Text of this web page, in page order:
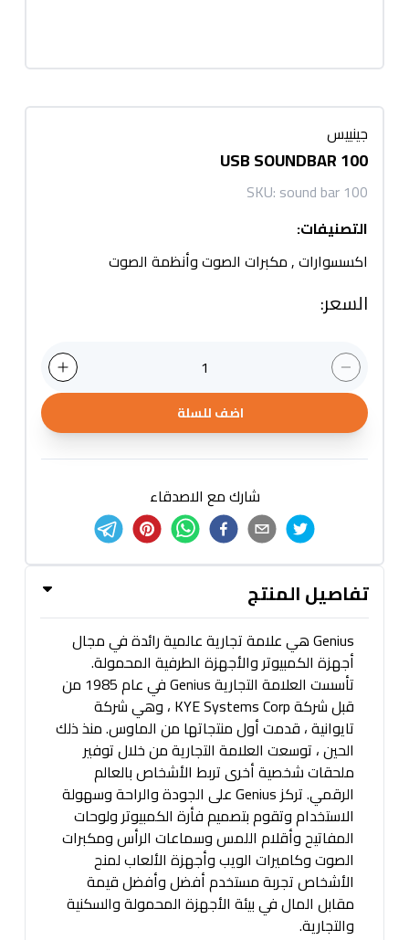
جينييس
USB SOUNDBAR 100
SKU: sound bar 100
التصنيفات:
اكسسوارات,مكبرات الصوت وأنظمة الصوت
السعر:
1
اضف للسلة
شارك مع الاصدقاء
تفاصيل المنتج
Genius هي علامة تجارية عالمية رائدة في مجال
أجهزة الكمبيوتر والأجهزة الطرفية المحمولة.
تأسست العلامة التجارية Genius في عام 1985 من
قبل شركة KYE Systems Corp ، وهي شركة
تايوانية ، قدمت أول منتجاتها من الماوس. منذ ذلك
الحين ، توسعت العلامة التجارية من خلال توفير
ملحقات شخصية أخرى تربط الأشخاص بالعالم
الرقمي. تركز Genius على الجودة والراحة وسهولة
الاستخدام وتقوم بتصميم فأرة الكمبيوتر ولوحات
المفاتيح وأقلام اللمس وسماعات الرأس ومكبرات
الصوت وكاميرات الويب وأجهزة الألعاب لمنح
الأشخاص تجربة مستخدم أفضل وأفضل قيمة
مقابل المال في بيئة الأجهزة المحمولة والسكنية
والتجارية.